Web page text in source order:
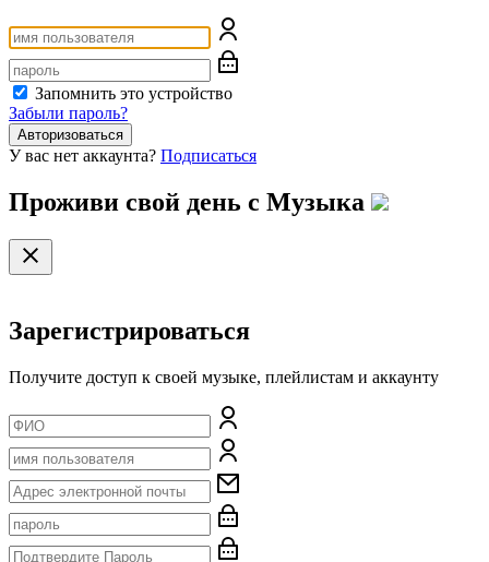
Запомнить это устройство
Забыли пароль?
Авторизоваться
У вас нет аккаунта? Подписаться
Проживи свой день с Музыка
Зарегистрироваться
Получите доступ к своей музыке, плейлистам и аккаунту